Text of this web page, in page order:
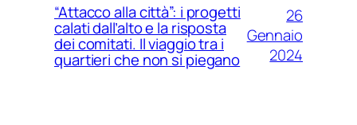
“Attacco alla città”: i progetti
calati dall’alto e la risposta
dei comitati. Il viaggio tra i
quartieri che non si piegano
26
Gennaio
2024